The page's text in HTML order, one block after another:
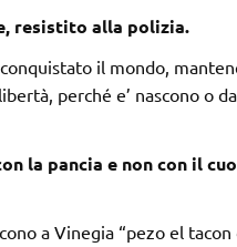
resistito alla polizia.
il mondo,
perché e’ nascono o
la pancia e non con il
a Vinegia “pezo el tacon